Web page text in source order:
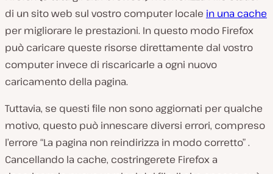
di un sito web sul vostro computer locale in una cache
per migliorare le prestazioni. In questo modo Firefox
può caricare queste risorse direttamente dal vostro
computer invece di riscaricarle a ogni nuovo
caricamento della pagina.
Tuttavia, se questi file non sono aggiornati per qualche
motivo, questo può innescare diversi errori, compreso
l’errore “La pagina non reindirizza in modo corretto” .
Cancellando la cache, costringerete Firefox a